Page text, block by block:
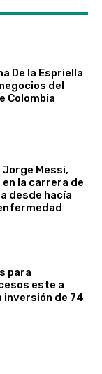
De la Espriella
del
Colombia
Jorge Messi,
la carrera de
desde hacía
para
este a
inversión de 74